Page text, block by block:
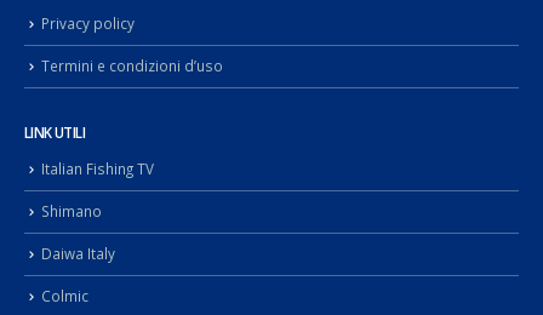
Privacy policy
Termini e condizioni d’uso
LINK UTILI
Italian Fishing TV
Shimano
Daiwa Italy
Colmic